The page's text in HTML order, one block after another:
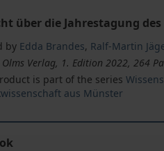
über die Jahrestagung
by Edda Brandes, Ralf-Martin
Olms Verlag, 1. Edition 2022, 264
is part of the series
aus Münster